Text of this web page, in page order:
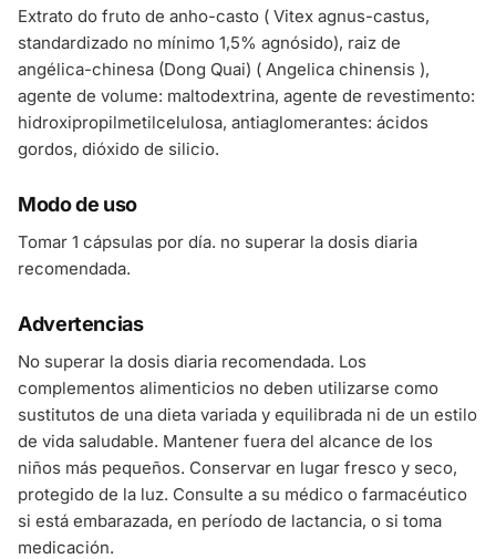
Extrato do fruto de anho-casto ( Vitex agnus-castus,
standardizado no mínimo 1,5% agnósido), raiz de
angélica-chinesa (Dong Quai) ( Angelica chinensis ),
agente de volume: maltodextrina, agente de revestimento:
hidroxipropilmetilcelulosa, antiaglomerantes: ácidos
gordos, dióxido de silicio.
Modo de uso
Tomar 1 cápsulas por día. no superar la dosis diaria
recomendada.
Advertencias
No superar la dosis diaria recomendada. Los
complementos alimenticios no deben utilizarse como
sustitutos de una dieta variada y equilibrada ni de un estilo
de vida saludable. Mantener fuera del alcance de los
niños más pequeños. Conservar en lugar fresco y seco,
protegido de la luz. Consulte a su médico o farmacéutico
si está embarazada, en período de lactancia, o si toma
medicación.